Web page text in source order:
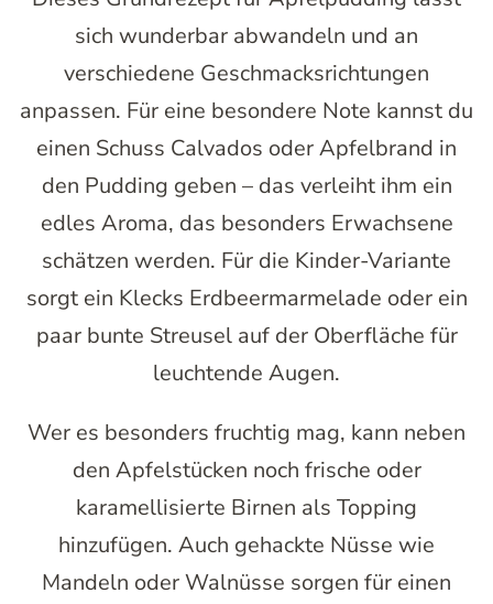
sich wunderbar abwandeln und an
verschiedene Geschmacksrichtungen
anpassen. Für eine besondere Note kannst du
einen Schuss Calvados oder Apfelbrand in
den Pudding geben – das verleiht ihm ein
edles Aroma, das besonders Erwachsene
schätzen werden. Für die Kinder-Variante
sorgt ein Klecks Erdbeermarmelade oder ein
paar bunte Streusel auf der Oberfläche für
leuchtende Augen.
Wer es besonders fruchtig mag, kann neben
den Apfelstücken noch frische oder
karamellisierte Birnen als Topping
hinzufügen. Auch gehackte Nüsse wie
Mandeln oder Walnüsse sorgen für einen